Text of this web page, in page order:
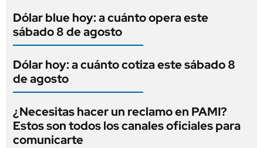
Dólar blue hoy: a cuánto opera este
sábado 8 de agosto
Dólar hoy: a cuánto cotiza este sábado 8
de agosto
¿Necesitas hacer un reclamo en PAMI?
Estos son todos los canales oficiales para
comunicarte